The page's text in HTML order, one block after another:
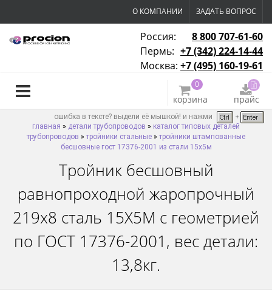
О КОМПАНИИ ЗАДАТЬ ВОПРОС
Россия:
8 800 707-61-60
Пермь: +7 (342) 224-14-44
Москва: +7 (495) 160-19-61
0
корзина прайс
ошибка в тексте? выдели её мышкой! и нажми
главная » детали трубопроводов » каталог типовых деталей
трубопроводов » тройники стальные » тройники штампованные
бесшовные гост 17376-2001 из стали 15х5м
Тройник бесшовный
равнопроходной жаропрочный
219х8 сталь 15Х5М с геометрией
по ГОСТ 17376-2001, вес детали:
13,8кг.